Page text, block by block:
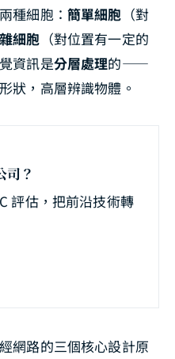
種細胞： 簡單細胞 （對
細胞 （對位置有一定的
資訊是分層處理的——
狀，高層辨識物體。
司？
評估，把前沿技術轉
網路的三個核心設計原